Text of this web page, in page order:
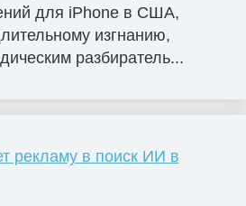
для iPhone в США,
изгнанию,
разбиратель...
рекламу в поиск ИИ в